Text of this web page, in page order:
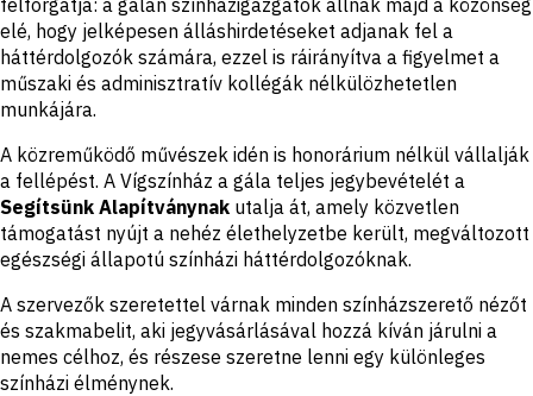
elé, hogy jelképesen álláshirdetéseket adjanak fel a
háttérdolgozók számára, ezzel is ráirányítva a figyelmet a
műszaki és adminisztratív kollégák nélkülözhetetlen
munkájára.
A közreműködő művészek idén is honorárium nélkül vállalják
a fellépést. A Vígszínház a gála teljes jegybevételét a
Segítsünk Alapítványnak utalja át, amely közvetlen
támogatást nyújt a nehéz élethelyzetbe került, megváltozott
egészségi állapotú színházi háttérdolgozóknak.
A szervezők szeretettel várnak minden színházszerető nézőt
és szakmabelit, aki jegyvásárlásával hozzá kíván járulni a
nemes célhoz, és részese szeretne lenni egy különleges
színházi élménynek.